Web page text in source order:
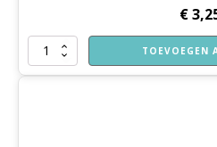
€
Schetsboek
A3-
TOEVOEGEN